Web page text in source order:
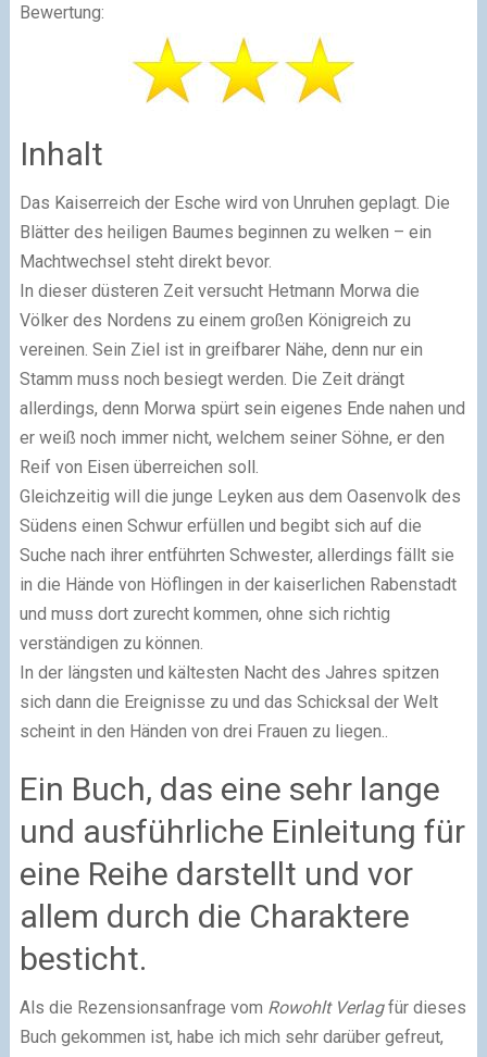
Bewertung:
Inhalt
Das Kaiserreich der Esche wird von Unruhen geplagt. Die
Blätter des heiligen Baumes beginnen zu welken – ein
Machtwechsel steht direkt bevor.
In dieser düsteren Zeit versucht Hetmann Morwa die
Völker des Nordens zu einem großen Königreich zu
vereinen. Sein Ziel ist in greifbarer Nähe, denn nur ein
Stamm muss noch besiegt werden. Die Zeit drängt
allerdings, denn Morwa spürt sein eigenes Ende nahen und
er weiß noch immer nicht, welchem seiner Söhne, er den
Reif von Eisen überreichen soll.
Gleichzeitig will die junge Leyken aus dem Oasenvolk des
Südens einen Schwur erfüllen und begibt sich auf die
Suche nach ihrer entführten Schwester, allerdings fällt sie
in die Hände von Höflingen in der kaiserlichen Rabenstadt
und muss dort zurecht kommen, ohne sich richtig
verständigen zu können.
In der längsten und kältesten Nacht des Jahres spitzen
sich dann die Ereignisse zu und das Schicksal der Welt
scheint in den Händen von drei Frauen zu liegen..
Ein Buch, das eine sehr lange
und ausführliche Einleitung für
eine Reihe darstellt und vor
allem durch die Charaktere
besticht.
Als die Rezensionsanfrage vom Rowohlt Verlagfür dieses
Buch gekommen ist, habe ich mich sehr darüber gefreut,